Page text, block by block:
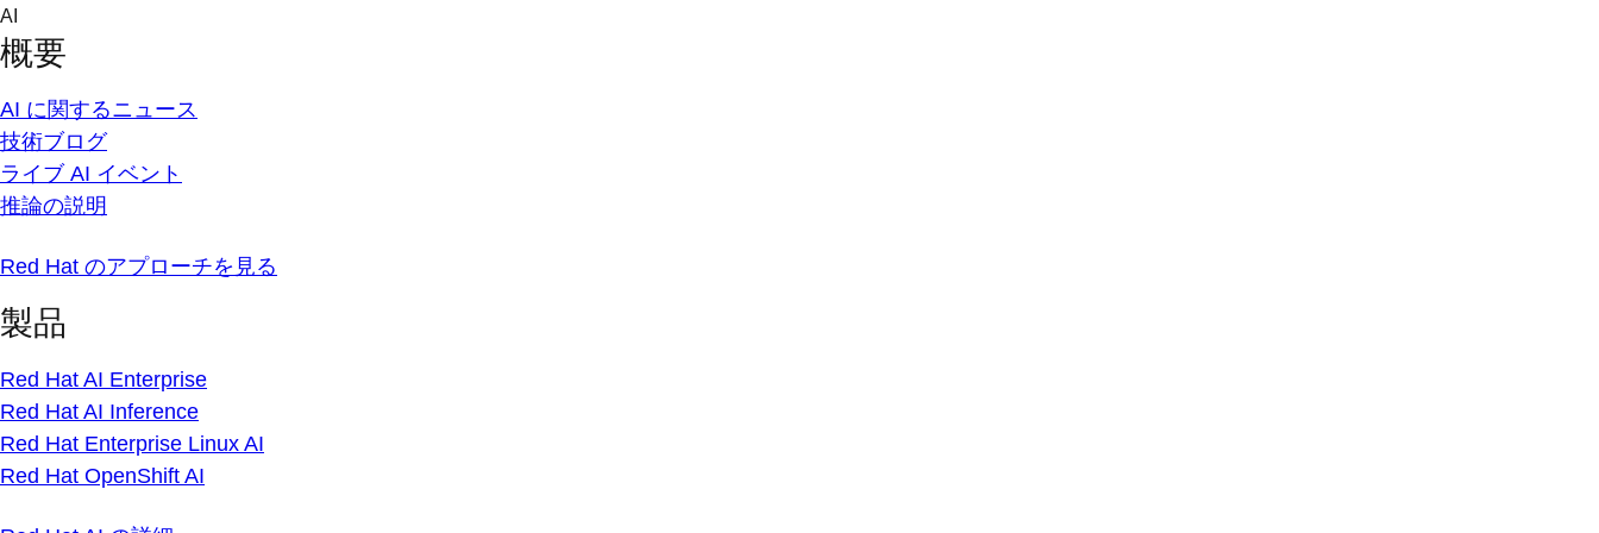
Skip
content
AI
概要
AI に関するニュース
技術ブログ
ライブ AI イベント
推論の説明
Red Hat のアプローチを見る
製品
Red Hat AI Enterprise
Red Hat AI Inference
Red Hat Enterprise Linux AI
Red Hat OpenShift AI